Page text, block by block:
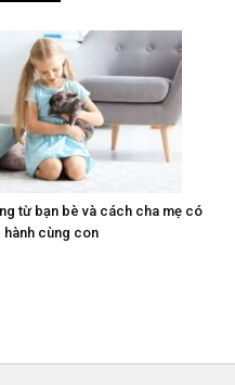
từ bạn bè và cách cha mẹ có
hành cùng con